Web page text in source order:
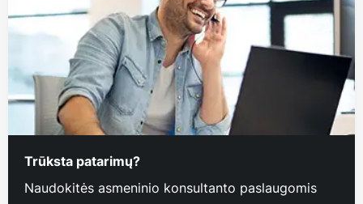
Trūksta patarimų?
Naudokitės asmeninio konsultanto paslaugomis